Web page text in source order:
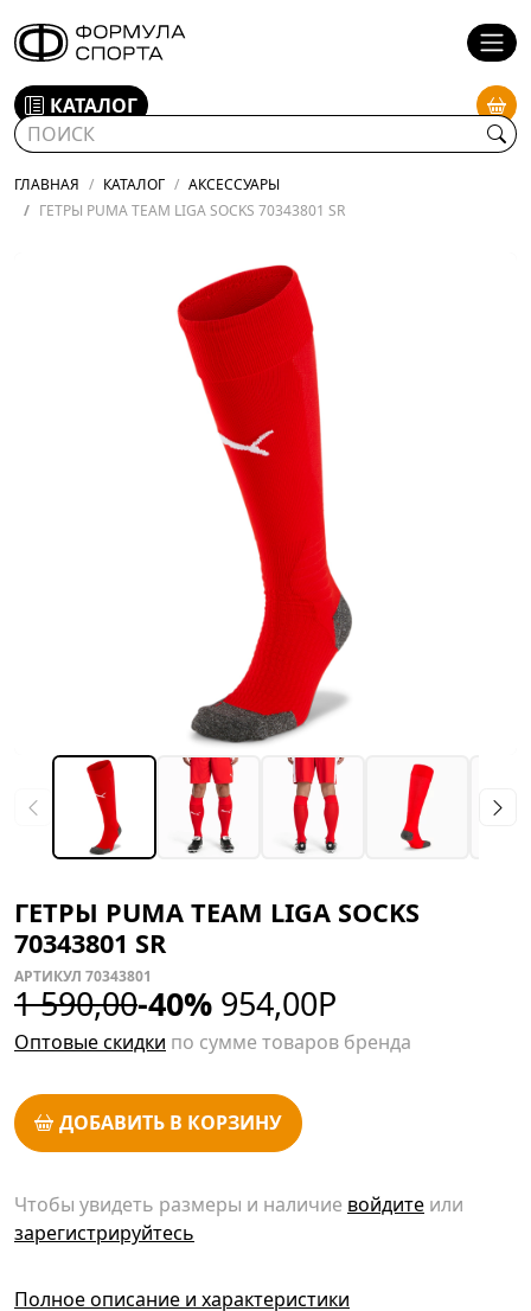
КАТАЛОГ
ГЛАВНАЯ КАТАЛОГ
АКСЕССУАРЫ
ГЕТРЫ PUMA TEAM LIGA SOCKS 70343801 SR
ГЕТРЫ PUMA TEAM LIGA SOCKS
70343801 SR
АРТИКУЛ 70343801
1 590,00-40% 954,00Р
Оптовые скидки по сумме товаров бренда
ДОБАВИТЬ В КОРЗИНУ
Чтобы увидеть размеры и наличие войдите или
зарегистрируйтесь
Полное описание и характеристики